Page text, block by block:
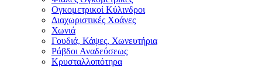
Ογκομετρικoί Κύλινδροι
Διαχωριστικές Χoάνες
Χωνιά
Γουδιά, Κάψες, Χωνευτήρια
Ράβδοι Αναδεύσεως
Κρυσταλλοπότηρα